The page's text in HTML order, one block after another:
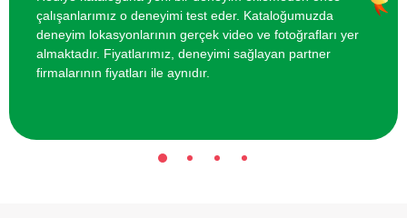
Peeling Vücut Bakımı 3600 TL
çalışanlarımız o deneyimi test eder. Kataloğumuzda
deneyim lokasyonlarının gerçek video ve fotoğrafları yer
almaktadır. Fiyatlarımız, deneyimi sağlayan partner
firmalarının fiyatları ile aynıdır.